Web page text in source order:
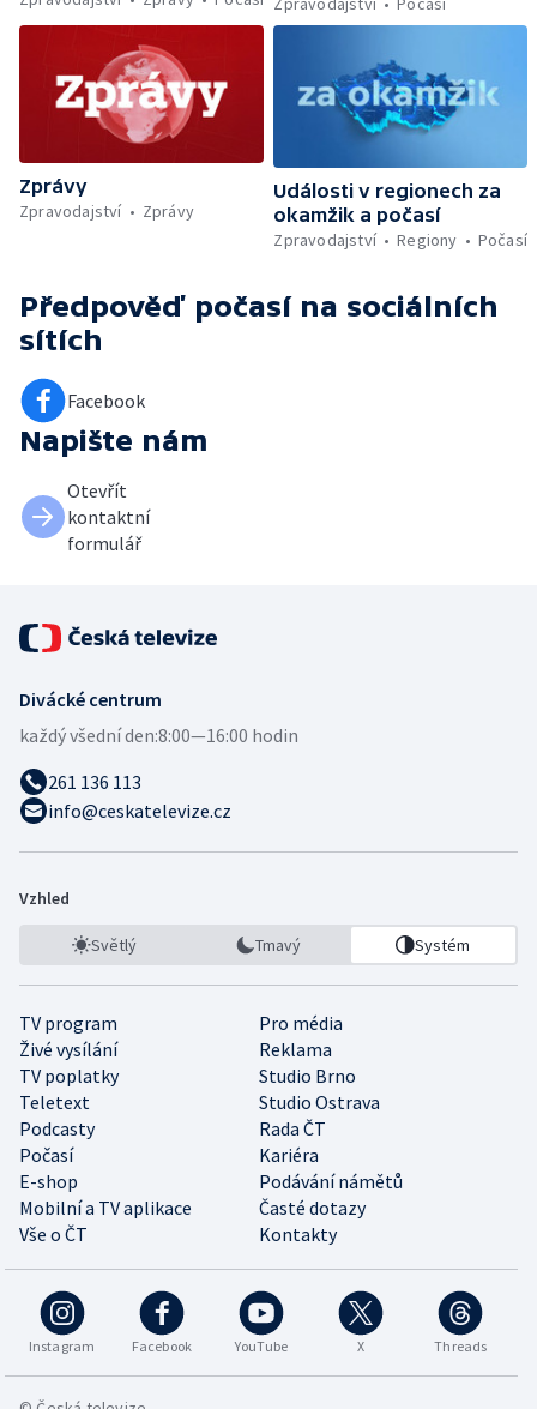
Zprávy
Zpravodajství
Zprávy
Události v regionech za
okamžik a počasí
Zpravodajství
Regiony Počasí
Předpověď počasí na sociálních
sítích
Facebook
Napište nám
Otevřít
kontaktní
formulář
Divácké centrum
každý všední den:8:00—16:00 hodin
261 136 113
info@ceskatelevize.cz
Vzhled
Světlý Tmavý Systém
TV program
Pro média
Živé vysílání
Reklama
TV poplatky
Studio Brno
Teletext
Studio Ostrava
Podcasty
Rada ČT
Počasí
Kariéra
E-shop
Podávání námětů
Mobilní a TV aplikace
Časté dotazy
Vše o ČT
Kontakty
Instagram Facebook YouTube X Threads